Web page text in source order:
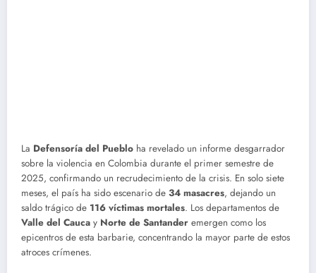
La Defensoría del Pueblo ha revelado un informe desgarrador
sobre la violencia en Colombia durante el primer semestre de
2025, confirmando un recrudecimiento de la crisis. En solo siete
meses, el país ha sido escenario de 34 masacres, dejando un
saldo trágico de 116 víctimas mortales. Los departamentos de
Valle del Cauca y Norte de Santander emergen como los
epicentros de esta barbarie, concentrando la mayor parte de estos
atroces crímenes.